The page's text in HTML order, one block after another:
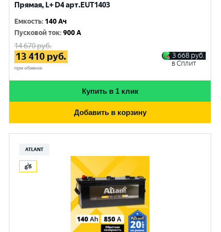
Прямая, L+ D4 арт.EUT1403
Емкость: 140 Ач
Пусковой ток:900 A
14 670руб.
13 410 руб.
при обмене
3 668 руб.
в Сплит
Купить в 1 клик
Добавить в корзину
ATLANT